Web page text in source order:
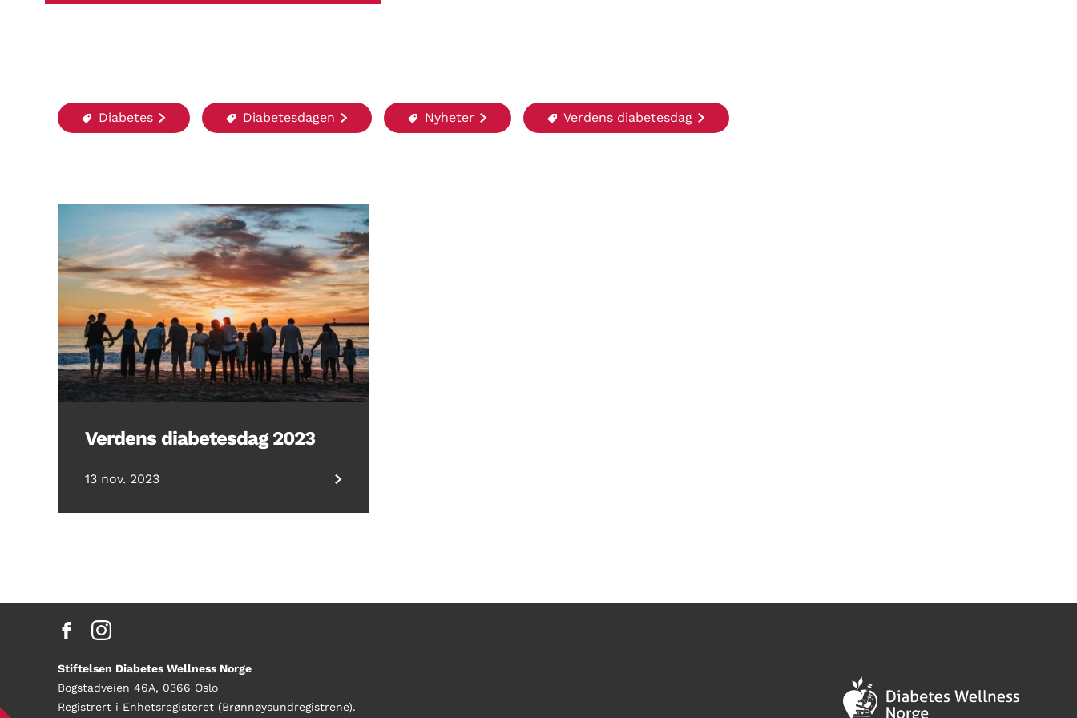
Diabetes Diabetesdagen Nyheter Verdens diabetesdag
Verdens diabetesdag 2023
13 nov. 2023
Stiftelsen Diabetes Wellness Norge
Bogstadveien 46A, 0366 Oslo
Registrert i Enhetsregisteret (Brønnøysundregistrene).